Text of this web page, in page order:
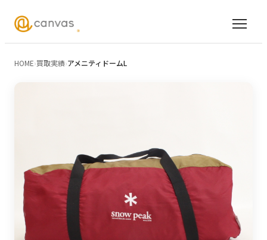
HOME›買取実績›アメニティドームL